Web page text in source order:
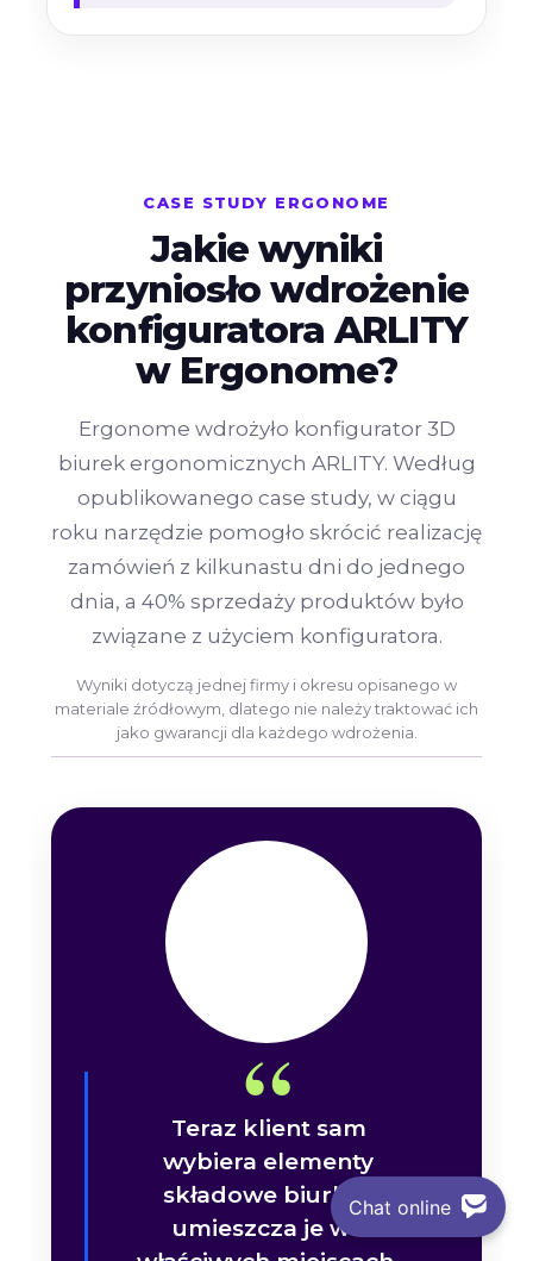
CASE STUDY ERGONOME
Jakie wyniki
przyniosło wdrożenie
konfiguratora ARLITY
w Ergonome?
Ergonome wdrożyło konfigurator 3D
biurek ergonomicznych ARLITY. Według
opublikowanego case study, w ciągu
roku narzędzie pomogło skrócić realizację
zamówień z kilkunastu dni do jednego
dnia, a 40% sprzedaży produktów było
związane z użyciem konfiguratora.
Wyniki dotyczą jednej firmy i okresu opisanego w
materiale źródłowym, dlatego nie należy traktować ich
jako gwarancji dla każdego wdrożenia.
Teraz klient sam
wybiera elementy
składowe biurka i
umieszcza je we
Chat online